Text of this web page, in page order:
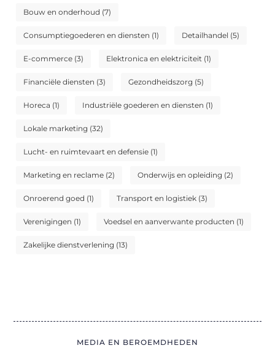
Bouw en onderhoud (7)
Consumptiegoederen en diensten (1) Detailhandel (5)
E-commerce (3) Elektronica en elektriciteit (1)
Financiële diensten (3) Gezondheidszorg (5)
Horeca (1) Industriële goederen en diensten (1)
Lokale marketing (32)
Lucht- en ruimtevaart en defensie (1)
Marketing en reclame (2) Onderwijs en opleiding (2)
Onroerend goed (1) Transport en logistiek (3)
Verenigingen (1) Voedsel en aanverwante producten (1)
Zakelijke dienstverlening (13)
MEDIA EN BEROEMDHEDEN